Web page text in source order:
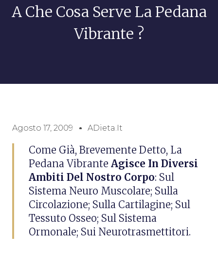
A Che Cosa Serve La Pedana
Vibrante ?
Agosto 17, 2009 ADieta.it
Come Già, Brevemente Detto, La
Pedana Vibrante Agisce In Diversi
Ambiti Del Nostro Corpo: Sul
Sistema Neuro Muscolare; Sulla
Circolazione; Sulla Cartilagine; Sul
Tessuto Osseo; Sul Sistema
Ormonale; Sui Neurotrasmettitori.